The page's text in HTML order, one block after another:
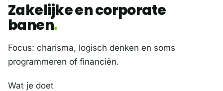
Zakelijke en corporate
banen
Focus: charisma, logisch denken en soms
programmeren of financiën.
Wat je doet